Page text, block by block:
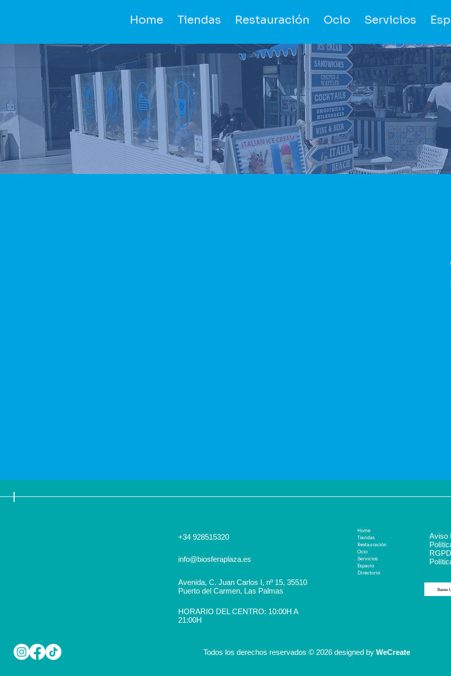
Home Tiendas Restauración Ocio Servicios
Avenida, C. Juan Carlos I, nº 15, 35510
Puerto del Carmen, Las Palmas
+34 928515320
info@biosferaplaza.es
HORARIO DEL CENTRO: 10:00H A
21:00H
Aviso
RGPD
Home
Tiendas
Restauración
Ocio
Servicios
Espacio
Directorio
Bases
Todos los derechos reservados © 2026 designed by WeCreate